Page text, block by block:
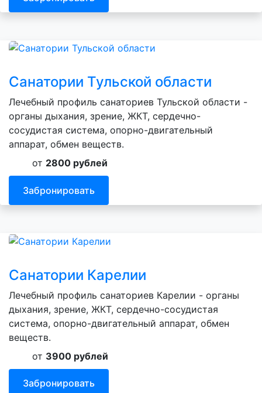
Санатории Тульской области
Лечебный профиль санаториев Тульской области -
органы дыхания, зрение, ЖКТ, сердечно-
сосудистая система, опорно-двигательный
аппарат, обмен веществ.
от 2800 рублей
Забронировать
Санатории Карелии
Лечебный профиль санаториев Карелии - органы
дыхания, зрение, ЖКТ, сердечно-сосудистая
система, опорно-двигательный аппарат, обмен
веществ.
от 3900 рублей
Забронировать